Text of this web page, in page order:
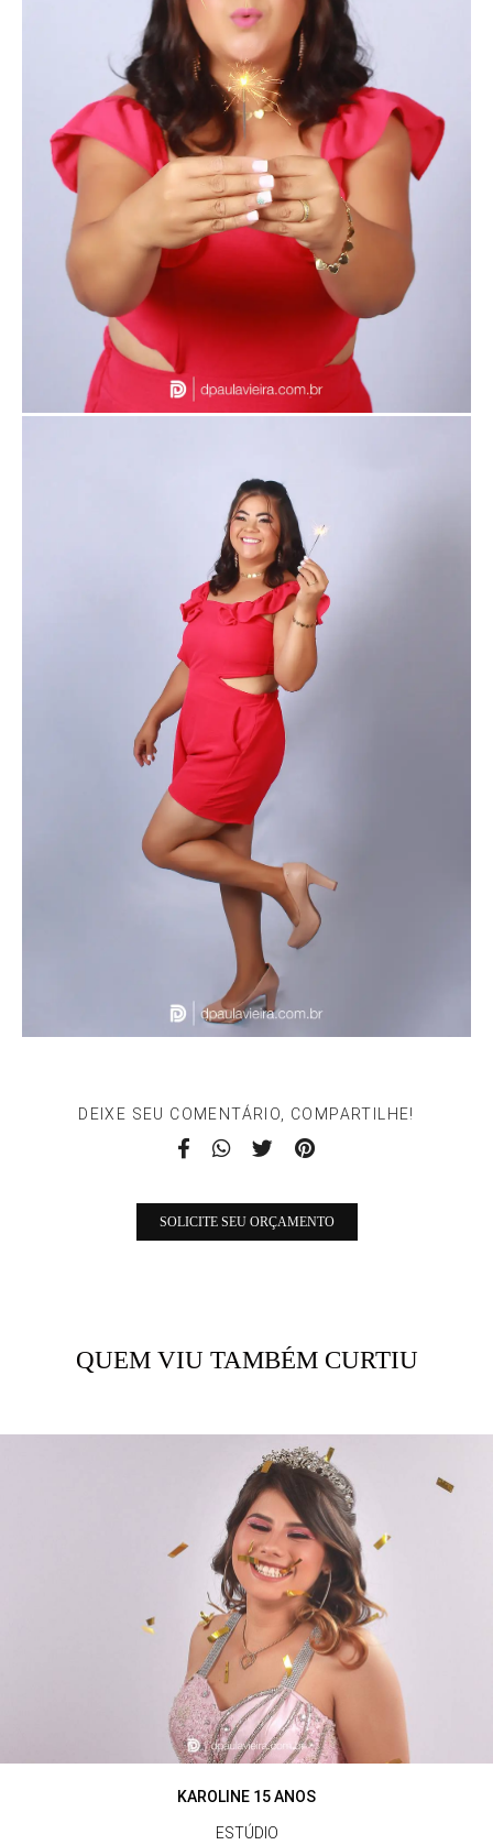
DEIXE SEU COMENTÁRIO, COMPARTILHE!
SOLICITE SEU ORÇAMENTO
QUEM VIU TAMBÉM CURTIU
KAROLINE 15 ANOS
ESTÚDIO